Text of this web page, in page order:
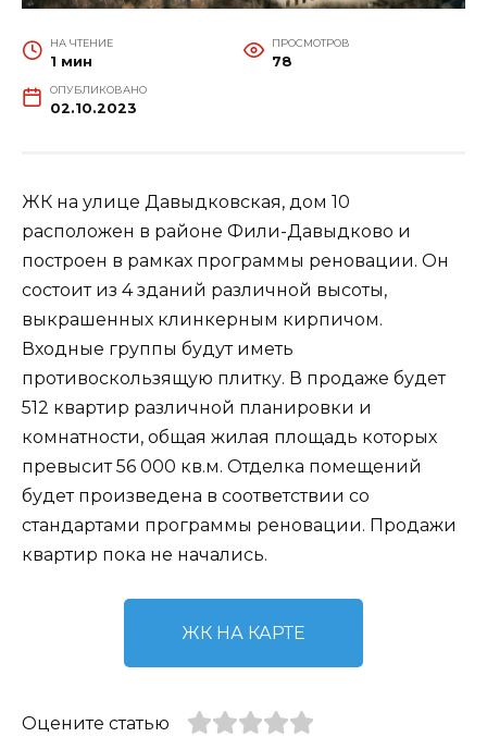
НА ЧТЕНИЕ
1 мин
ПРОСМОТРОВ
78
ОПУБЛИКОВАНО
02.10.2023
ЖК на улице Давыдковская, дом 10
расположен в районе Фили-Давыдково и
построен в рамках программы реновации. Он
состоит из 4 зданий различной высоты,
выкрашенных клинкерным кирпичом.
Входные группы будут иметь
противоскользящую плитку. В продаже будет
512 квартир различной планировки и
комнатности, общая жилая площадь которых
превысит 56 000 кв.м. Отделка помещений
будет произведена в соответствии со
стандартами программы реновации. Продажи
квартир пока не начались.
ЖК НА КАРТЕ
Оцените статью